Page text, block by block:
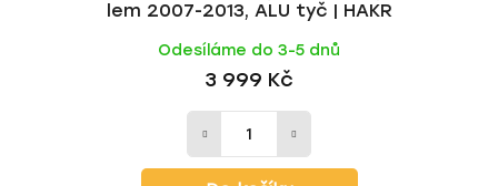
lem 2007-2013, ALU tyč | HAKR
Odesíláme do 3-5 dnů
3 999 Kč